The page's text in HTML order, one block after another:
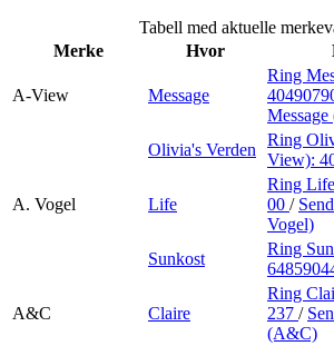
Praktisk informasjon
Ledige stillinger
Personal Shopper
Tabell med aktuelle
Merke
Hvor
A-View Message
Ring
Olivia's Verden
Ring
View):
A. Vogel Life
Ring
00 /
Vogel)
Sunkost
Ring
A&C Claire
Ring
237 /
(A&C)